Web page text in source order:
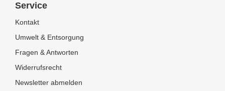
Service
Kontakt
Umwelt & Entsorgung
Fragen & Antworten
Widerrufsrecht
Newsletter abmelden